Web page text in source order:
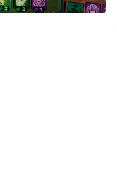
to battle the